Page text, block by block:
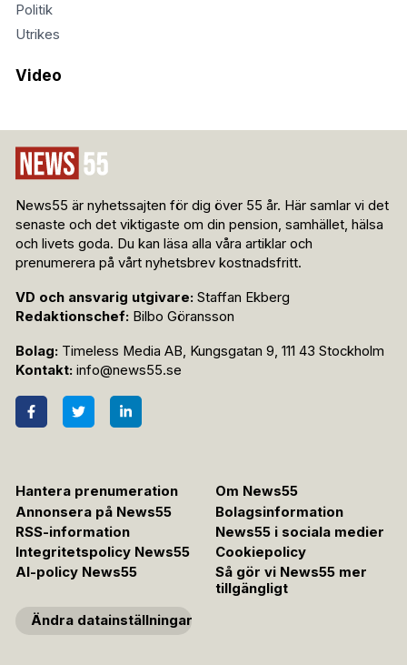
Politik
Utrikes
Video
News55 är nyhetssajten för dig över 55 år. Här samlar vi det
senaste och det viktigaste om din pension, samhället, hälsa
och livets goda. Du kan läsa alla våra artiklar och
prenumerera på vårt nyhetsbrev kostnadsfritt.
VD och ansvarig utgivare: Staffan Ekberg
Redaktionschef: Bilbo Göransson
Bolag: Timeless Media AB, Kungsgatan 9, 111 43 Stockholm
Kontakt: info@news55.se
Hantera prenumeration
Om News55
Annonsera på News55
Bolagsinformation
RSS-information
News55 i sociala medier
Integritetspolicy News55
Cookiepolicy
AI-policy News55
Så gör vi News55 mer
tillgängligt
Ändra datainställningar